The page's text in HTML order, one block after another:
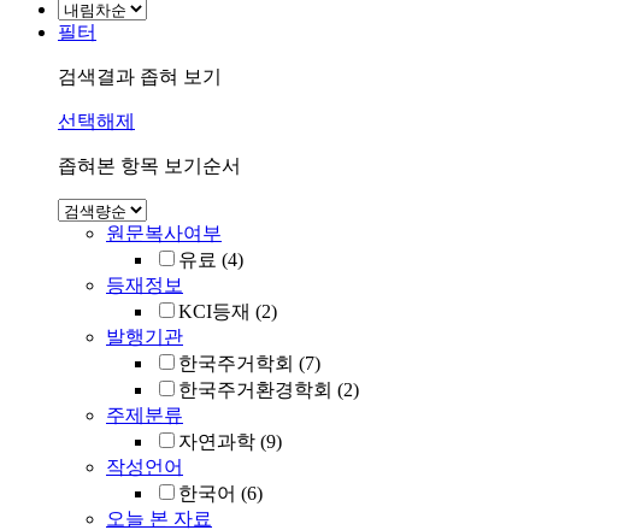
필터
검색결과 좁혀 보기
선택해제
좁혀본 항목 보기순서
원문복사여부
유료 (4)
등재정보
KCI등재 (2)
발행기관
한국주거학회 (7)
한국주거환경학회 (2)
주제분류
자연과학 (9)
작성언어
한국어 (6)
오늘 본 자료